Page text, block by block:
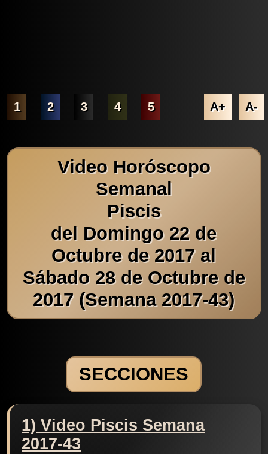
1 2 3 4 5 A+ A-
Video Horóscopo
Semanal
Piscis
del Domingo 22 de
Octubre de 2017 al
Sábado 28 de Octubre de
2017 (Semana 2017-43)
SECCIONES
1) Video Piscis Semana
2017-43